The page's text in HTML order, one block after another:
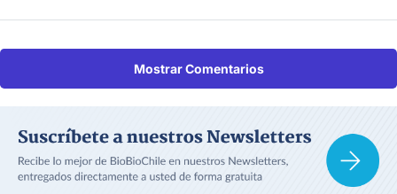
Mostrar Comentarios